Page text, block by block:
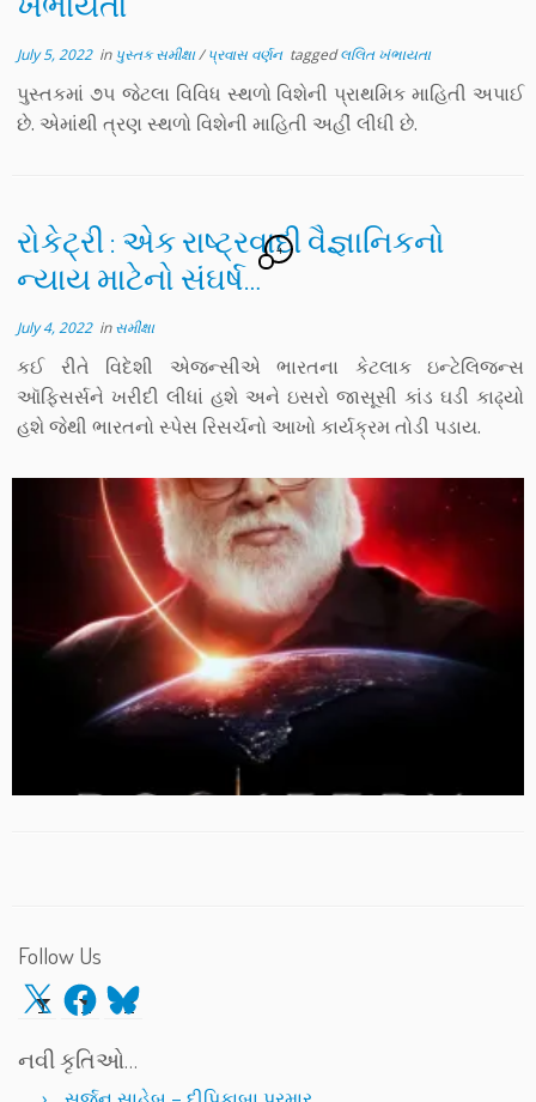
July 5, 2022in પુસ્તક સમીક્ષા/પ્રવાસ વર્ણન taggedલલિત ખંભાયતા
પુસ્તકમાં ૭૫ જેટલા વિવિધ સ્થળો વિશેની પ્રાથમિક માહિતી અપાઈ
છે. એમાંથી ત્રણ સ્થળો વિશેની માહિતી અહીં લીધી છે.
રોકેટ્રી : એક રાષ્ટ્રવાદી વૈજ્ઞાનિકનો
ન્યાય માટેનો સંઘર્ષ…
4
July 4, 2022inસમીક્ષા
કઈ રીતે વિદેશી એજન્સીએ ભારતના કેટલાક ઇન્ટેલિજન્સ
ઑફિસર્સને ખરીદી લીધાં હશે અને ઇસરો જાસૂસી કાંડ ઘડી કાઢ્યો
હશે જેથી ભારતનો સ્પેસ રિસર્ચનો આખો કાર્યક્રમ તોડી પડાય.
Follow Us
X Facebook
Bluesky
નવી કૃતિઓ…